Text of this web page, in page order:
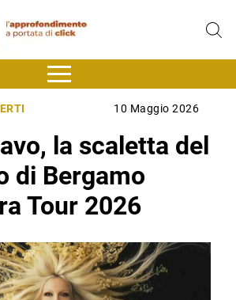
10 Maggio 2026
la scaletta del
di Bergamo
Tour 2026